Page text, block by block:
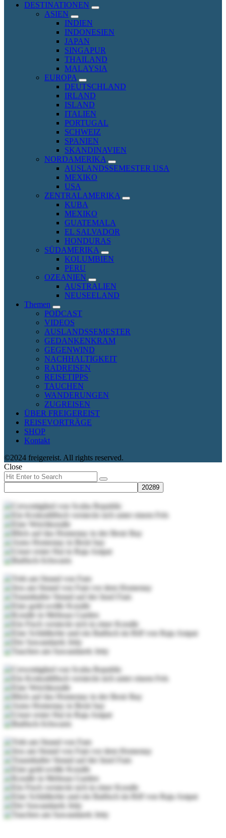
DESTINATIONEN
expand
ASIEN
expand
child
menu
INDIEN
INDONESIEN
JAPAN
SINGAPUR
THAILAND
MALAYSIA
EUROPA
expand
child
menu
DEUTSCHLAND
IRLAND
ISLAND
ITALIEN
PORTUGAL
SCHWEIZ
SPANIEN
SKANDINAVIEN
NORDAMERIKA
expand
child
AUSLANDSSEMESTER USA
MEXIKO
USA
ZENTRALAMERIKA
expand
KUBA
MEXIKO
GUATEMALA
EL SALVADOR
HONDURAS
SÜDAMERIKA
expand
child
KOLUMBIEN
PERU
OZEANIEN
expand
child
menu
AUSTRALIEN
NEUSEELAND
Themen
expand
child
menu
PODCAST
VIDEOS
AUSLANDSSEMESTER
GEDANKENKRAM
GEGENWIND
NACHHALTIGKEIT
RADREISEN
REISETIPPS
TAUCHEN
WANDERUNGEN
ZUGREISEN
ÜBER FREIGEREIST
REISEVORTRÄGE
SHOP
Kontakt
©2024 freigereist. All rights reserved.
Close
Search
for:
Search